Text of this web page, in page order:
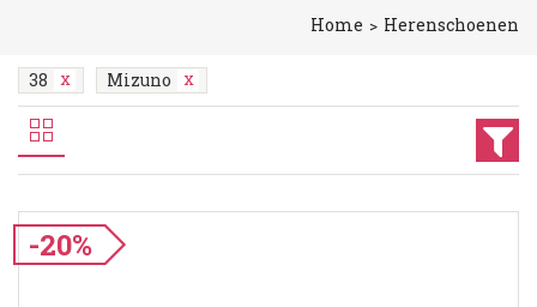
Home Herenschoenen
38 Mizuno
-20%